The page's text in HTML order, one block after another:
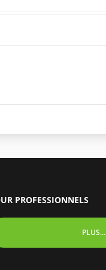
PROFESSIONNELS
PLUS...